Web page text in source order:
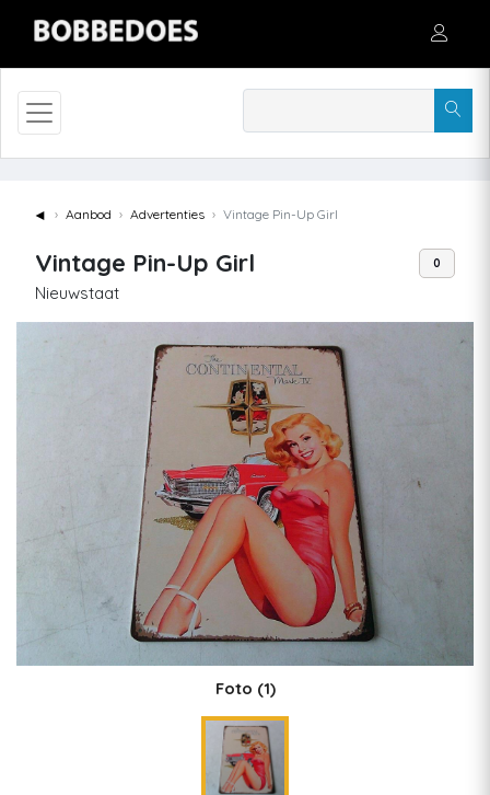
◄ Aanbod Advertenties Vintage Pin-Up Girl
Vintage Pin-Up Girl
Nieuwstaat
0
Foto (1)